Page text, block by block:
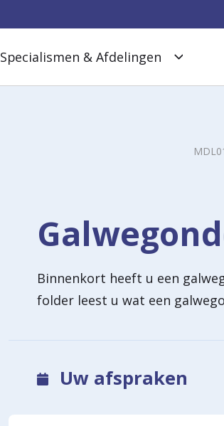
Specialismen & Afdelingen
Binnenkort heeft u een
folder leest u wat een
Uw afspraken